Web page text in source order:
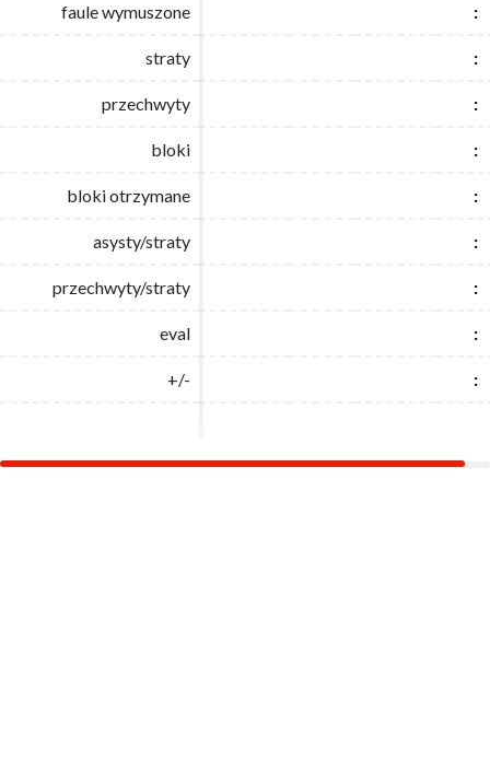
faule wymuszone :
straty :
przechwyty :
bloki :
bloki otrzymane :
asysty/straty :
przechwyty/straty :
eval :
+/- :
faule wymuszone :
straty :
przechwyty :
bloki :
bloki otrzymane :
asysty/straty :
przechwyty/straty :
eval :
+/- :